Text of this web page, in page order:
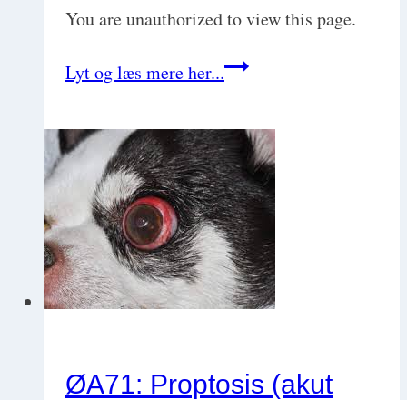
You are unauthorized to view this page.
Lyt og læs mere her...Giardiasis
ØA71: Proptosis (akut